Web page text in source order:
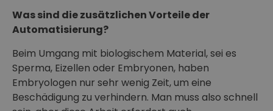
Was sind die zusätzlichen Vorteile der
Automatisierung?
Beim Umgang mit biologischem Material, sei es
Sperma, Eizellen oder Embryonen, haben
Embryologen nur sehr wenig Zeit, um eine
Beschädigung zu verhindern. Man muss also schnell